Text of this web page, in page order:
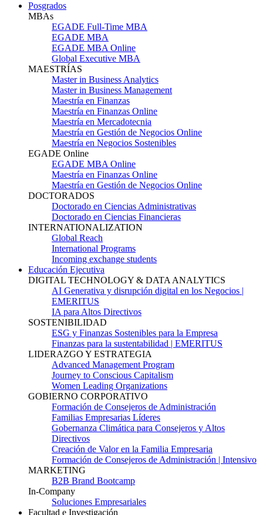
Posgrados
MBAs
EGADE Full-Time MBA
EGADE MBA
EGADE MBA Online
Global Executive MBA
MAESTRÍAS
Master in Business Analytics
Master in Business Management
Maestría en Finanzas
Maestría en Finanzas Online
Maestría en Mercadotecnia
Maestría en Gestión de Negocios Online
Maestría en Negocios Sostenibles
EGADE Online
EGADE MBA Online
Maestría en Finanzas Online
Maestría en Gestión de Negocios Online
DOCTORADOS
Doctorado en Ciencias Administrativas
Doctorado en Ciencias Financieras
INTERNATIONALIZATION
Global Reach
International Programs
Incoming exchange students
Educación Ejecutiva
DIGITAL TECHNOLOGY & DATA ANALYTICS
AI Generativa y disrupción digital en los Negocios |
EMERITUS
IA para Altos Directivos
SOSTENIBILIDAD
ESG y Finanzas Sostenibles para la Empresa
Finanzas para la sustentabilidad | EMERITUS
LIDERAZGO Y ESTRATEGIA
Advanced Management Program
Journey to Conscious Capitalism
Women Leading Organizations
GOBIERNO CORPORATIVO
Formación de Consejeros de Administración
Familias Empresarias Líderes
Gobernanza Climática para Consejeros y Altos
Directivos
Creación de Valor en la Familia Empresaria
Formación de Consejeros de Administración | Intensivo
MARKETING
B2B Brand Bootcamp
In-Company
Soluciones Empresariales
Facultad e Investigación